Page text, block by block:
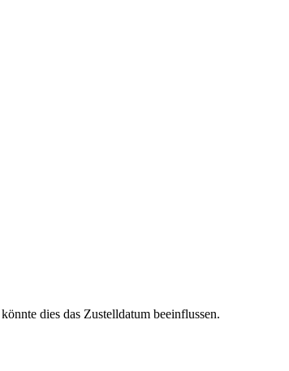
dies das Zustelldatum beeinflussen.